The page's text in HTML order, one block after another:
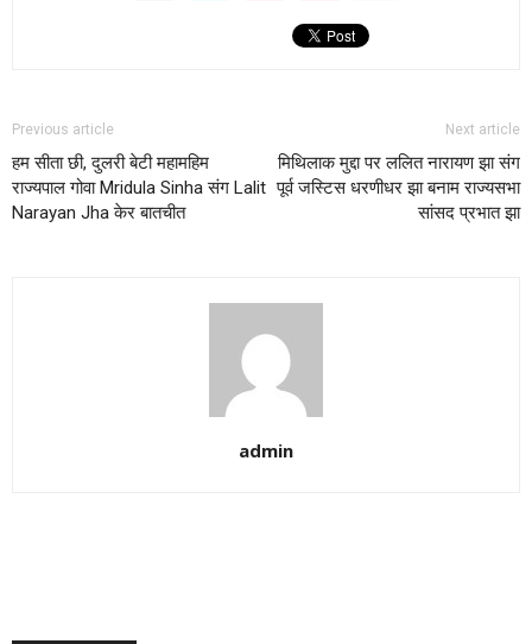
Previous article
हम सीता छी, दुलरी बेटी महामहिम
राज्यपाल गोवा Mridula Sinha संग Lalit
Narayan Jha केर बातचीत
Next article
मिथिलाक मुद्दा पर ललित नारायण झा संग
पूर्व जस्टिस धरणीधर झा बनाम राज्यसभा
सांसद प्रभात झा
admin